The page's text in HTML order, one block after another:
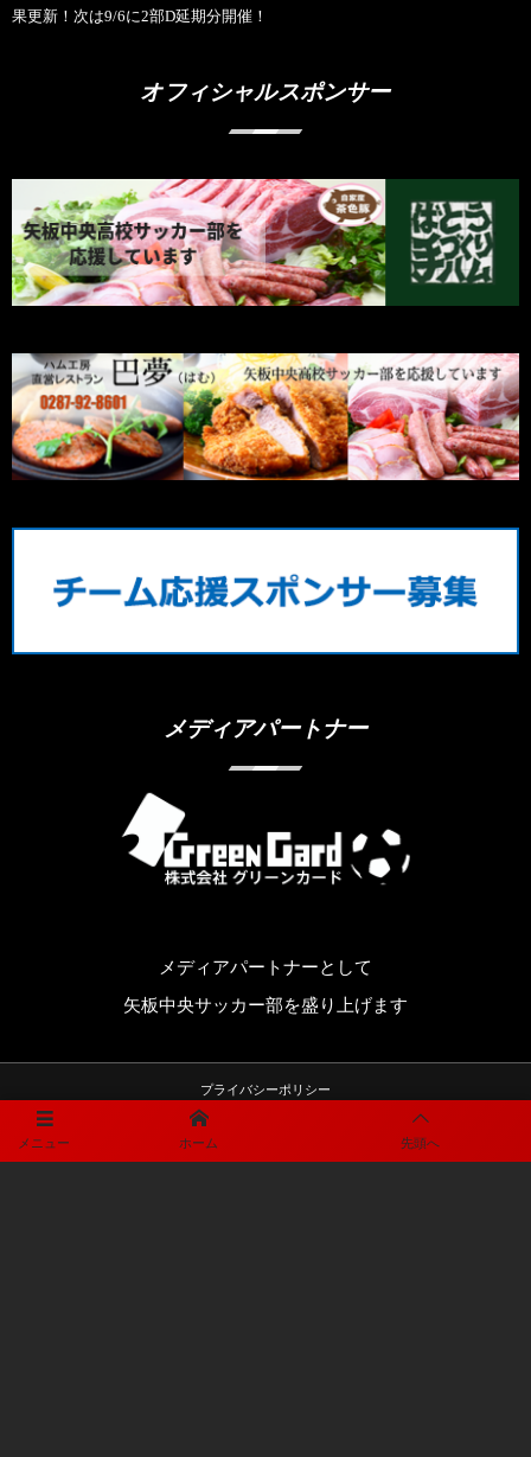
メニュー ホーム 先頭へ
果更新！次は9/6に2部D延期分開催！
オフィシャルスポンサー
メディアパートナー
メディアパートナーとして
矢板中央サッカー部を盛り上げます
プライバシーポリシー